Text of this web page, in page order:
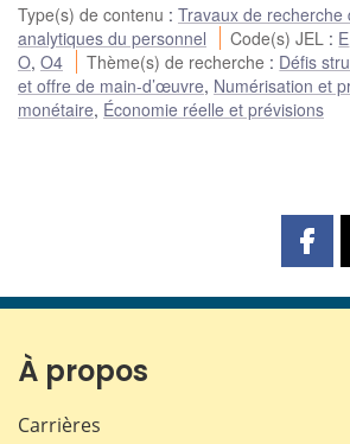
Type(s) de contenu : Travaux de recherche
analytiques du personnel
Code(s) JEL : E
O, O4 Thème(s) de recherche : Défis
et offre de main-d’œuvre, Numérisation et
monétaire, Économie réelle et prévisions
page
À propos
Carrières